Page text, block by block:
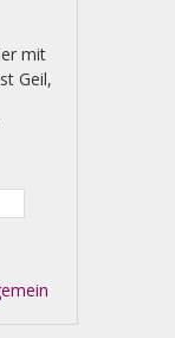
mit
Geil,